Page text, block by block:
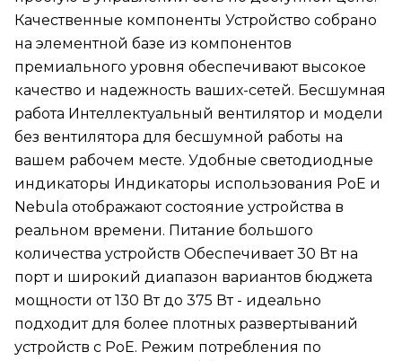
Качественные компоненты Устройство собрано
на элементной базе из компонентов
премиального уровня обеспечивают высокое
качество и надежность ваших-сетей. Бесшумная
работа Интеллектуальный вентилятор и модели
без вентилятора для бесшумной работы на
вашем рабочем месте. Удобные светодиодные
индикаторы Индикаторы использования PoE и
Nebula отображают состояние устройства в
реальном времени. Питание большого
количества устройств Обеспечивает 30 Вт на
порт и широкий диапазон вариантов бюджета
мощности от 130 Вт до 375 Вт - идеально
подходит для более плотных развертываний
устройств с PoE. Режим потребления по